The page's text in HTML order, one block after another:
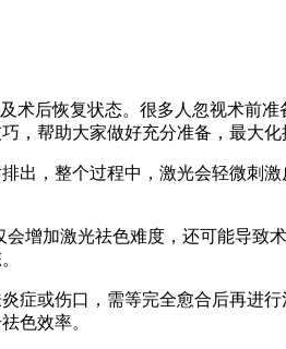
术后恢复状态。很多人忽视术前
，帮助大家做好充分准备，最大化
出，整个过程中，激光会轻微刺
增加激光祛色难度，还可能导致
症或伤口，需等完全愈合后再进
色效率。